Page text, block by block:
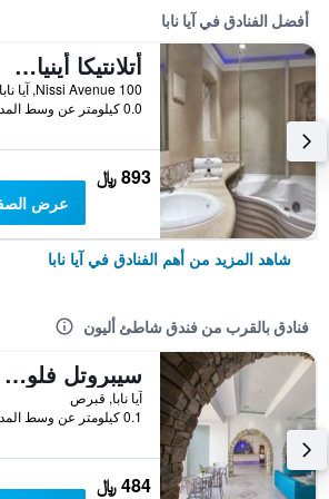
أفضل الفنادق في آيا نابا
أتلانتيكا أينياس ريزورت
0.0 كيلومتر عن وسط المدينة
893 ﷼
عرض
شاهد المزيد من أهم الفنادق في آيا نابا
فنادق بالقرب من فندق شاطئ أليون
سيبروتل فلوريدا هوتل
آيا نابا, قبرص
0.1 كيلومتر عن وسط المدينة
484 ﷼